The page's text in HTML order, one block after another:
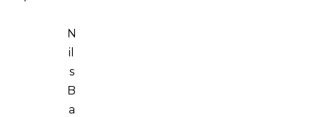
N
il
s
B
a